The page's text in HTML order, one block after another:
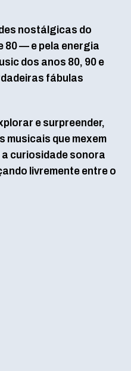
nostálgicas do
80 — e pela energia
dos anos 80, 90 e
fábulas
e surpreender,
que mexem
curiosidade sonora
livremente entre o